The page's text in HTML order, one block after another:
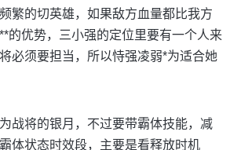
繁的切英雄，如果敌方血量都比我方
的优势，三小强的定位里要有一个人来
必须要担当，所以恃强凌弱*为适合她
战将的银月，不过要带霸体技能，减
体状态时效段，主要是看释放时机